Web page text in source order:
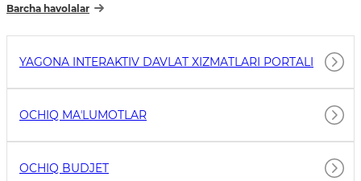
Barcha havolalar
YAGONA INTERAKTIV DAVLAT XIZMATLARI PORTALI
OCHIQ MAʼLUMOTLAR
OCHIQ BUDJET